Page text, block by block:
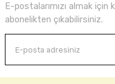
E-postalarımızı almak
abonelikten çıkabilirsiniz.